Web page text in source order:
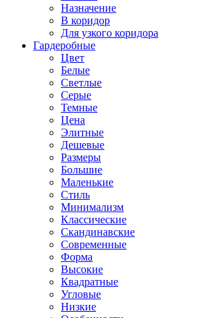
Назначение
В коридор
Для узкого коридора
Гардеробные
Цвет
Белые
Светлые
Серые
Темные
Цена
Элитные
Дешевые
Размеры
Большие
Маленькие
Стиль
Минимализм
Классические
Скандинавские
Современные
Форма
Высокие
Квадратные
Угловые
Низкие